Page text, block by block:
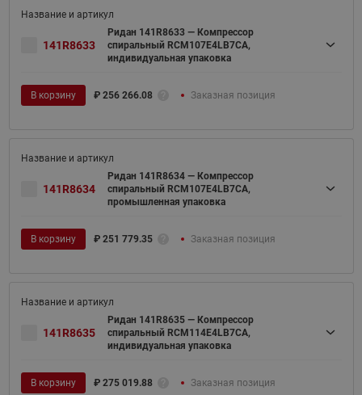
141R8633
Ридан 141R8633 — Компрессор
спиральный RCM107E4LB7CA,
индивидуальная упаковка
В корзину ₽ 256 266.08 Заказная позиция
141R8634
Ридан 141R8634 — Компрессор
спиральный RCM107E4LB7CA,
промышленная упаковка
В корзину ₽ 251 779.35 Заказная позиция
141R8635
Ридан 141R8635 — Компрессор
спиральный RCM114E4LB7CA,
индивидуальная упаковка
В корзину ₽ 275 019.88 Заказная позиция